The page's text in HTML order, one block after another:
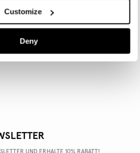
Customize
Deny